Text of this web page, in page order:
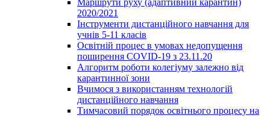
Маршрути руху (адаптивний карантин)
2020/2021
Інструменти дистанційного навчання для
учнів 5-11 класів
Освітній процес в умовах недопущення
поширення COVID-19 з 23.11.20
Алгоритм роботи колегіуму залежно від
карантинної зони
Вчимося з використанням технологій
дистанційного навчання
Тимчасовий порядок освітнього процесу на